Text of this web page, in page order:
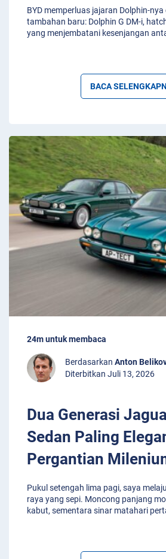
BYD memperluas jajaran Dolphin-
tambahan baru: Dolphin G DM-i,
yang menjembatani kesenjangan
BACA
24m untuk membaca
Berdasarkan Anton
Diterbitkan Juli 13, 2026
Dua Generasi
Sedan Paling
Pergantian
Pukul setengah lima pagi, saya
raya yang sepi. Moncong panjang
kabut, sementara sinar matahari